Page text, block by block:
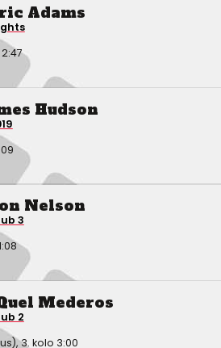
Adams
Hudson
Nelson
3
Mederos
2
3. kolo 3:00